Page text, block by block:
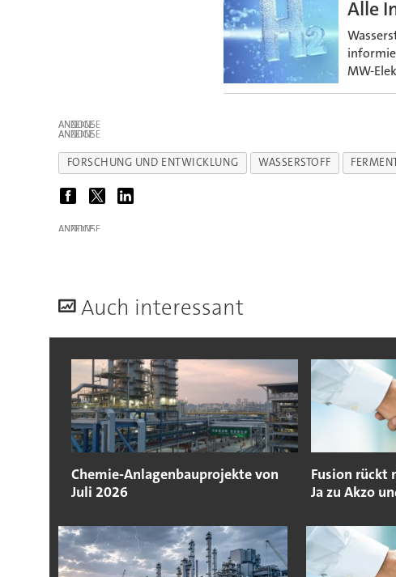
Alle
MW-
ANZEIGE
ANZEIGE
FORSCHUNG UND ENTWICKLUNG WASSERSTOFF
ANZEIGE
Auch interessant
Chemie-Anlagenbauprojekte von
Juli 2026
Fusion rückt
Ja zu Akzo